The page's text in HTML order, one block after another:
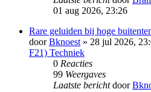
01 aug 2026, 23:26
Rare geluiden bij hoge
doorBknoest » 28 jul 2026,
F21) Techniek
0 Reacties
99 Weergaves
Laatste berichtdoor